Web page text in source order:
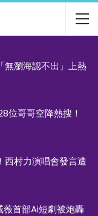
無瀏海認不出」上熱
位哥哥空降熱搜！
西村力演唱會發言遭
首部Ai短劇被炮轟